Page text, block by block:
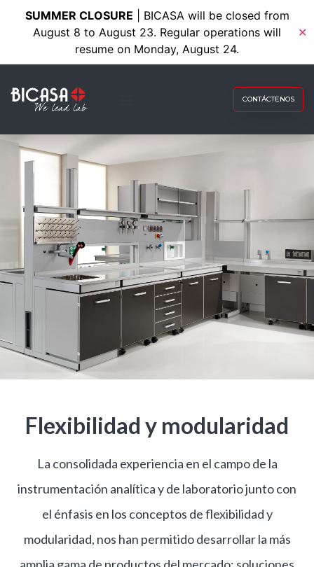
SUMMER CLOSURE | BICASA will be closed from
August 8 to August 23. Regular operations will
resume on Monday, August 24.
✕
CONTÁCTENOS
Flexibilidad y modularidad
La consolidada experiencia en el campo de la
instrumentación analítica y de laboratorio junto con
el énfasis en los conceptos de flexibilidad y
modularidad, nos han permitido desarrollar la más